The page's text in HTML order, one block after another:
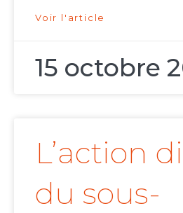
Voir l'article
15 octobre
L’action
du sous-